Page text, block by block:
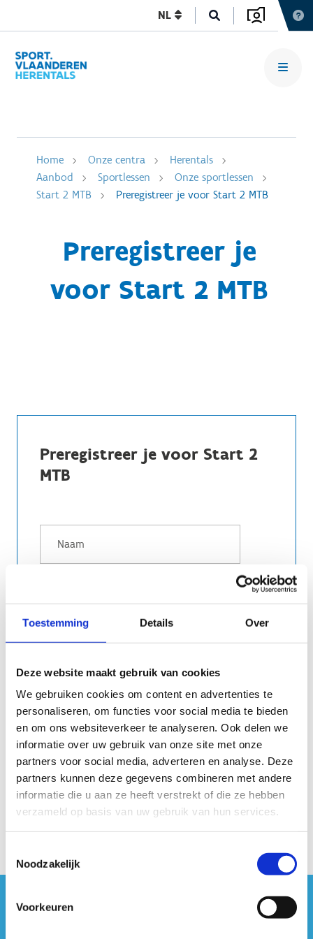
Toestemming Details Over
Deze website maakt gebruik van cookies
We gebruiken cookies om content en advertenties te
personaliseren, om functies voor social media te bieden
en om ons websiteverkeer te analyseren. Ook delen we
informatie over uw gebruik van onze site met onze
partners voor social media, adverteren en analyse. Deze
partners kunnen deze gegevens combineren met andere
informatie die u aan ze heeft verstrekt of die ze hebben
verzameld op basis van uw gebruik van hun services.
Noodzakelijk
Voorkeuren
NL
Home Onze centra
Herentals
Aanbod
Sportlessen
Onze sportlessen
Start 2 MTB
Preregistreer je voor Start 2 MTB
Preregistreer je
voor Start 2 MTB
Preregistreer je voor Start 2
MTB
Ja, ik geef toestemming om mijn data te
bewaren en te verwerken.
#sportersbelevenmeer